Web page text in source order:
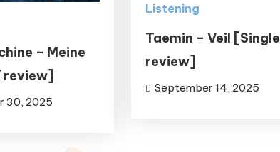
– Meine
review]
30, 2025
Listening
Taemin – Veil [Single
review]
September 14, 2025